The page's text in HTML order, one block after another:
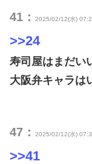
41： 2025/02/12(水)
>>24
寿司屋はまだい
大阪弁キャラは
47： 2025/02/12(水)
>>41